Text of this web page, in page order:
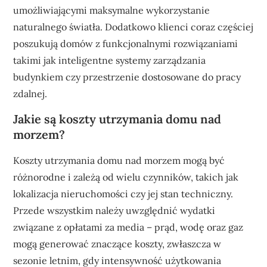
umożliwiającymi maksymalne wykorzystanie
naturalnego światła. Dodatkowo klienci coraz częściej
poszukują domów z funkcjonalnymi rozwiązaniami
takimi jak inteligentne systemy zarządzania
budynkiem czy przestrzenie dostosowane do pracy
zdalnej.
Jakie są koszty utrzymania domu nad
morzem?
Koszty utrzymania domu nad morzem mogą być
różnorodne i zależą od wielu czynników, takich jak
lokalizacja nieruchomości czy jej stan techniczny.
Przede wszystkim należy uwzględnić wydatki
związane z opłatami za media – prąd, wodę oraz gaz
mogą generować znaczące koszty, zwłaszcza w
sezonie letnim, gdy intensywność użytkowania